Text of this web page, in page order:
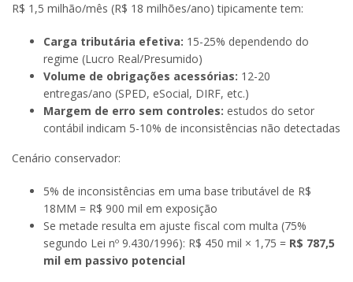
R$ 1,5 milhão/mês (R$ 18 milhões/ano) tipicamente tem:
Carga tributária efetiva: 15-25% dependendo do
regime (Lucro Real/Presumido)
Volume de obrigações acessórias: 12-20
entregas/ano (SPED, eSocial, DIRF, etc.)
Margem de erro sem controles: estudos do setor
contábil indicam 5-10% de inconsistências não detectadas
Cenário conservador:
5% de inconsistências em uma base tributável de R$
18MM = R$ 900 mil em exposição
Se metade resulta em ajuste fiscal com multa (75%
segundo Lei nº 9.430/1996): R$ 450 mil × 1,75 = R$ 787,5
mil em passivo potencial